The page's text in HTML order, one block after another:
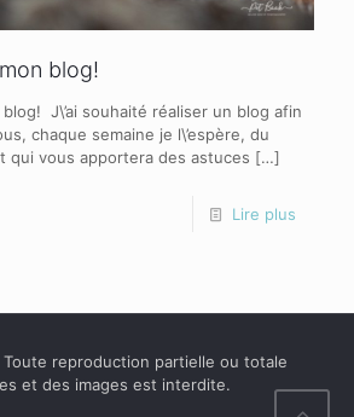
blog!
J\’ai souhaité réaliser un blog afin
chaque semaine je l\’espère, du
qui vous apportera des astuces […]
Lire plus
reproduction partielle ou totale
et des images est interdite.